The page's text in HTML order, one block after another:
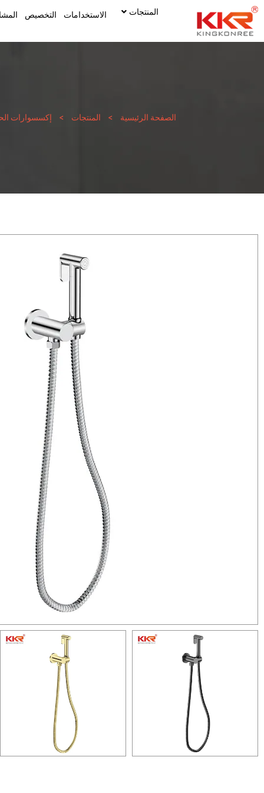
المنتجات الاستخدامات التخصيص
الصفحة الرئيسية > المنتجات > إكسسوارات